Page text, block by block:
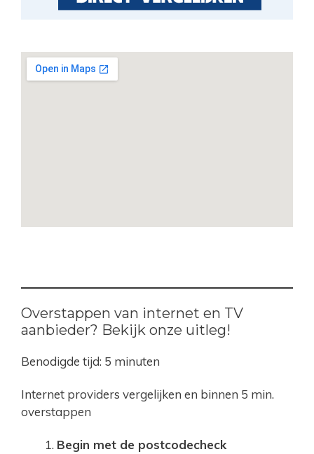
Overstappen van internet en TV
aanbieder? Bekijk onze uitleg!
Benodigde tijd: 5 minuten
Internet providers vergelijken en binnen 5 min.
overstappen
Begin met de postcodecheck